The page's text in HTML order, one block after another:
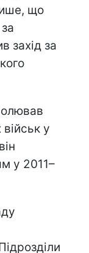
що
захід за
у
у 2011–